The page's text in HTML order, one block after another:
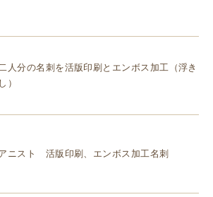
人分の名刺を活版印刷とエンボス加工（浮き
）
ニスト 活版印刷、エンボス加工名刺